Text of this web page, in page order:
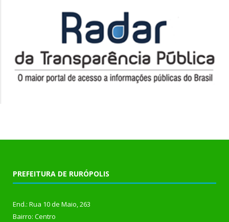
PREFEITURA DE RURÓPOLIS
End.: Rua 10 de Maio, 263
Bairro: Centro